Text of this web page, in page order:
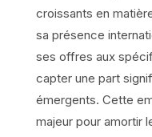
croissants en
sa présence
ses offres aux
capter une part
émergents. Cette
majeur pour amortir